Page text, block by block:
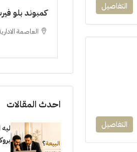
التفاصيل
التفاصيل
كمبوند بلو
العاصمة
احدث المقالات